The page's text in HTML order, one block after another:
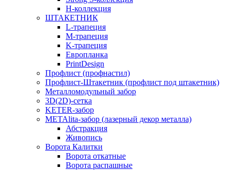
H-коллекция
ШТАКЕТНИК
L-трапеция
M-трапеция
K-трапеция
Европланка
PrintDesign
Профлист (профнастил)
Профлист-Штакетник (профлист под штакетник)
Металломодульный забор
3D(2D)-сетка
KETER-забор
METAlita-забор (лазерный декор металла)
Абстракция
Живопись
Ворота Калитки
Ворота откатные
Ворота распашные